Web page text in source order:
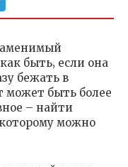
быть‚ если она
бежать в
может быть более
– найти
можно